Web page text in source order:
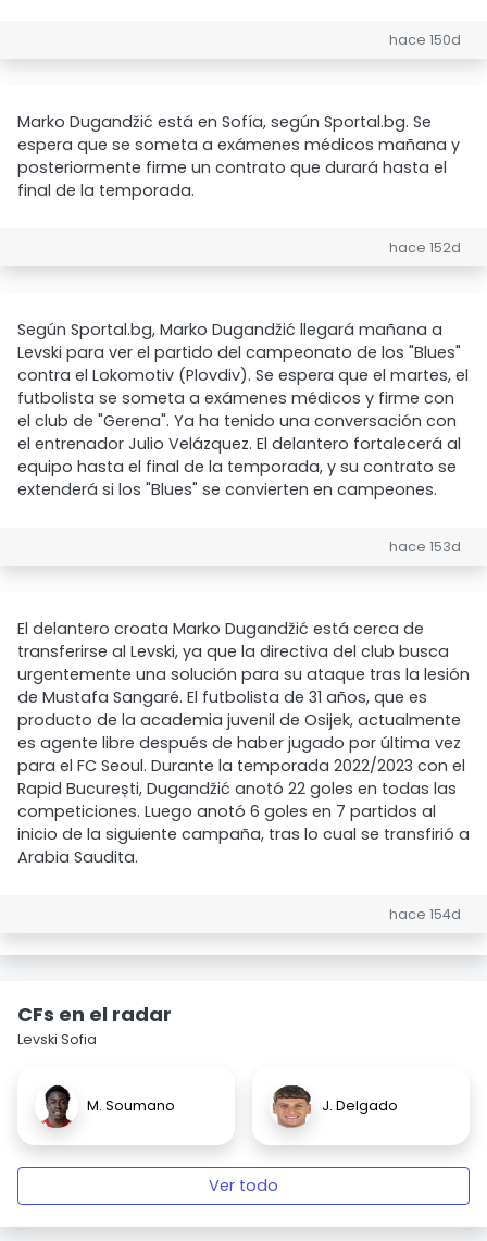
hace 150d
Marko Dugandžić está en Sofía, según Sportal.bg. Se
espera que se someta a exámenes médicos mañana y
posteriormente firme un contrato que durará hasta el
final de la temporada.
hace 152d
Según Sportal.bg, Marko Dugandžić llegará mañana a
Levski para ver el partido del campeonato de los "Blues"
contra el Lokomotiv (Plovdiv). Se espera que el martes, el
futbolista se someta a exámenes médicos y firme con
el club de "Gerena". Ya ha tenido una conversación con
el entrenador Julio Velázquez. El delantero fortalecerá al
equipo hasta el final de la temporada, y su contrato se
extenderá si los "Blues" se convierten en campeones.
hace 153d
El delantero croata Marko Dugandžić está cerca de
transferirse al Levski, ya que la directiva del club busca
urgentemente una solución para su ataque tras la lesión
de Mustafa Sangaré. El futbolista de 31 años, que es
producto de la academia juvenil de Osijek, actualmente
es agente libre después de haber jugado por última vez
para el FC Seoul. Durante la temporada 2022/2023 con el
Rapid București, Dugandžić anotó 22 goles en todas las
competiciones. Luego anotó 6 goles en 7 partidos al
inicio de la siguiente campaña, tras lo cual se transfirió a
Arabia Saudita.
hace 154d
CFs en el radar
Levski Sofia
M. Soumano J. Delgado
Ver todo